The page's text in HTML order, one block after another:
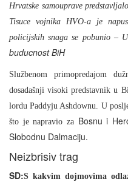
Hrvatske samouprave
Tisuce vojnika HVO-a je
policijskih snaga se pobunio –
buducnost BiH
Službenom primopredajom
dosadašnji visoki predstavnik u
lordu Paddyju Ashdownu. U
što je napravio zaBosnu i
Slobodnu Dalmaciju.
Neizbrisiv trag
SD:S kakvim dojmovima